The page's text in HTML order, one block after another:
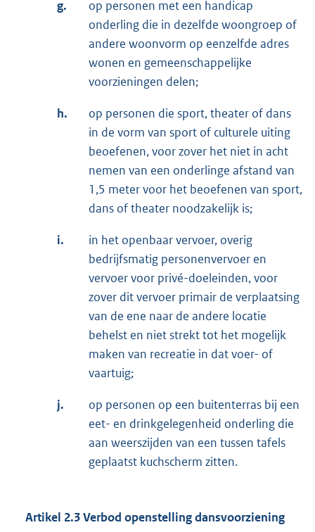
g.
op personen met een handicap
onderling die in dezelfde woongroep of
andere woonvorm op eenzelfde adres
wonen en gemeenschappelijke
voorzieningen delen;
h.
op personen die sport, theater of dans
in de vorm van sport of culturele uiting
beoefenen, voor zover het niet in acht
nemen van een onderlinge afstand van
1,5 meter voor het beoefenen van sport,
dans of theater noodzakelijk is;
i.
in het openbaar vervoer, overig
bedrijfsmatig personenvervoer en
vervoer voor privé-doeleinden, voor
zover dit vervoer primair de verplaatsing
van de ene naar de andere locatie
behelst en niet strekt tot het mogelijk
maken van recreatie in dat voer- of
vaartuig;
j.
op personen op een buitenterras bij een
eet- en drinkgelegenheid onderling die
aan weerszijden van een tussen tafels
geplaatst kuchscherm zitten.
Artikel 2.3 Verbod openstelling dansvoorziening